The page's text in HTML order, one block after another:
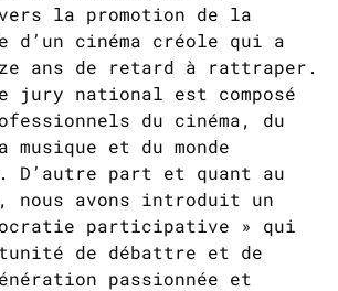
la promotion de la
d’un cinéma créole qui a
ans de retard à rattraper.
jury national est composé
du cinéma, du
et du monde
part et quant au
nous avons introduit un
participative » qui
de débattre et de
passionnée et